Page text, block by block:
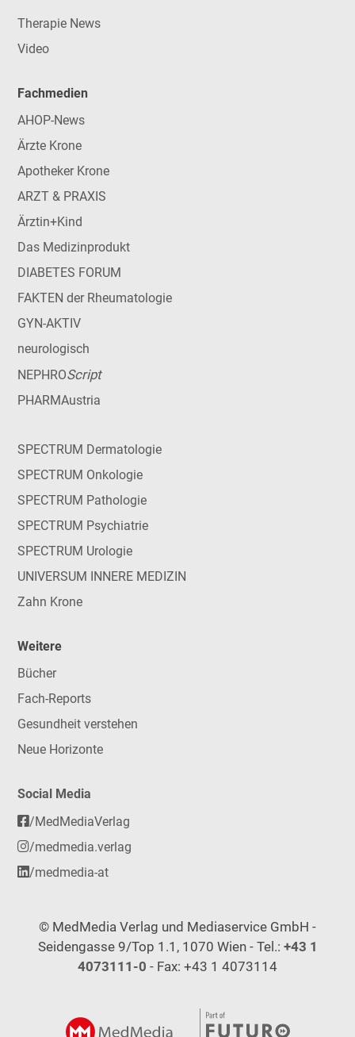
Therapie News
Video
Fachmedien
AHOP-News
Ärzte Krone
Apotheker Krone
ARZT & PRAXIS
Ärztin+Kind
Das Medizinprodukt
DIABETES FORUM
FAKTEN der Rheumatologie
GYN-AKTIV
neurologisch
NEPHROScript
PHARMAustria
SPECTRUM Dermatologie
SPECTRUM Onkologie
SPECTRUM Pathologie
SPECTRUM Psychiatrie
SPECTRUM Urologie
UNIVERSUM INNERE MEDIZIN
Zahn Krone
Weitere
Bücher
Fach-Reports
Gesundheit verstehen
Neue Horizonte
Social Media
/MedMediaVerlag
/medmedia.verlag
/medmedia-at
© MedMedia Verlag und Mediaservice GmbH -
Seidengasse 9/Top 1.1, 1070 Wien - Tel.: +43 1
4073111-0 - Fax: +43 1 4073114